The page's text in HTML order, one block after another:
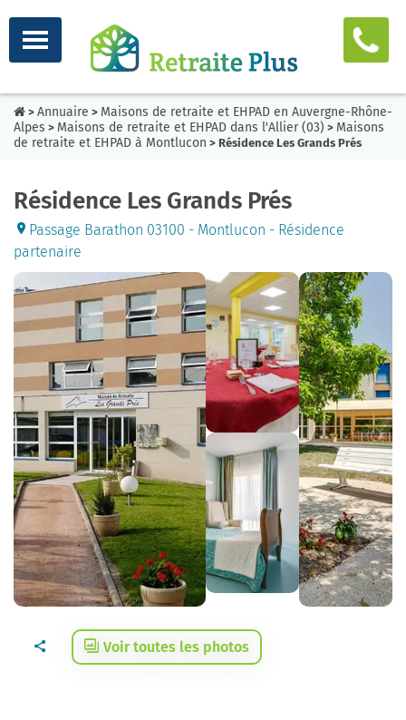
> Annuaire > Maisons de retraite et EHPAD en Auvergne-Rhône-
Alpes > Maisons de retraite et EHPAD dans l'Allier (03) > Maisons
de retraite et EHPAD à Montlucon > Résidence Les Grands Prés
Résidence Les Grands Prés
Passage Barathon 03100 - Montlucon - Résidence
partenaire
Voir toutes les photos